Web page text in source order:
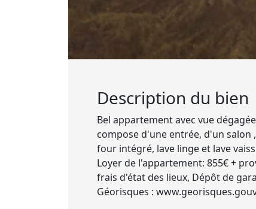
Description du bien
Bel appartement avec vue
compose d'une entrée, d'un salon
four intégré, lave linge et lave
Loyer de l'appartement: 855€ +
frais d'état des lieux, Dépôt de
Géorisques :